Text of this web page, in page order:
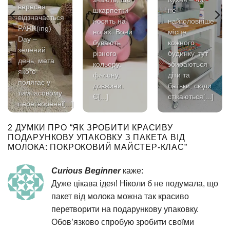
вересня
відзначається
PARK(ing)
Day –
зелений
день, мета
якого
полягає у
тимчасовому
перетворенні[...]
шкарпетки
носять на
ногах. Вони
бувають
різного
кольору,
фасону,
довжини.
Є[...]
не
найголовніше
місце
кожного
будинку, тут
збираються
діти та
батьки, сюди
стікаються[...]
2 ДУМКИ ПРО “ЯК ЗРОБИТИ КРАСИВУ
ПОДАРУНКОВУ УПАКОВКУ З ПАКЕТА ВІД
МОЛОКА: ПОКРОКОВИЙ МАЙСТЕР-КЛАС”
Curious Beginner каже:
Дуже цікава ідея! Ніколи б не подумала, що
пакет від молока можна так красиво
перетворити на подарункову упаковку.
Обов’язково спробую зробити своїми